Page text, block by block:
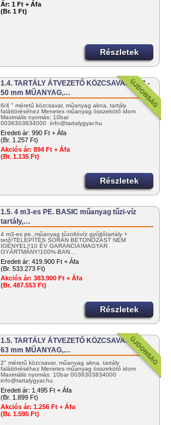
Ár: 1 Ft + Áfa
(Br. 1 Ft)
Részletek
1.4. TARTÁLY ÁTVEZETŐ KÖZCSAVAR 6/4" -
50 mm MŰANYAG,…
6/4 " méretű közcsavar, műanyag akna, tartály
faláttöréséhez Menetes műanyag összekötő idom
Maximális nyomás: 10bar
0036303834000 info@tartalygyar.hu
Eredeti ár: 990 Ft + Áfa
(Br. 1.257 Ft)
Akciós ár: 894 Ft + Áfa
(Br. 1.135 Ft)
Részletek
1.5. 4 m3-es PE. BASIC műanyag tűzi-víz
tartály,…
4 m3-es pe. műanyag tűzoltóvíz gyűjtőtartály +
tető!TELEPÍTÉS SORÁN BETONOZÁST NEM
IGÉNYEL!!10 ÉV GARANCIA!MAGYAR
GYÁRTMÁNY!100%-BAN…
Eredeti ár: 419.900 Ft + Áfa
(Br. 533.273 Ft)
Akciós ár: 383.900 Ft + Áfa
(Br. 487.553 Ft)
Részletek
1.5. TARTÁLY ÁTVEZETŐ KÖZCSAVAR 2"-
63 mm MŰANYAG,…
2" méretű közcsavar, műanyag akna, tartály
faláttöréséhez Menetes műanyag összekötő idom
Maximális nyomás: 10bar 0036303834000
info@tartalygyar.hu
Eredeti ár: 1.495 Ft + Áfa
(Br. 1.899 Ft)
Akciós ár: 1.256 Ft + Áfa
(Br. 1.595 Ft)